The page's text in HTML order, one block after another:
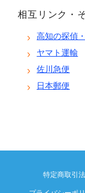
相互リンク・
高知の探偵
ヤマト運輸
佐川急便
日本郵便
特定商取引法